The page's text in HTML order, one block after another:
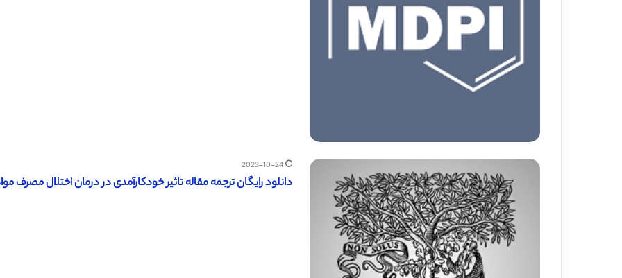
2023-10-24
دانلود رایگان ترجمه مقاله تاثیر خودکارآمدی در درمان اختلال مصرف مواد –